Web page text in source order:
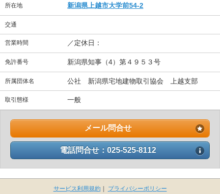
所在地 新潟県上越市大学前54-2
交通
営業時間 ／定休日：
免許番号 新潟県知事（4）第４９５３号
所属団体名 公社 新潟県宅地建物取引協会 上越支部
取引態様 一般
メール問合せ
電話問合せ：025-525-8112
サービス利用規約｜ プライバシーポリシー